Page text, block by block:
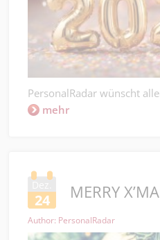
PersonalRadar wünscht
mehr
Dez.
24 MERRY
Author: PersonalRadar